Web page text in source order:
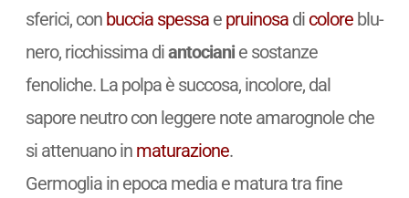
sferici, con buccia spessae pruinosadi coloreblu-
nero, ricchissima diantocianie sostanze
fenoliche. La polpa è succosa, incolore, dal
sapore neutro con leggere note amarognole che
si attenuano in maturazione.
Germoglia in epoca media e matura tra fine